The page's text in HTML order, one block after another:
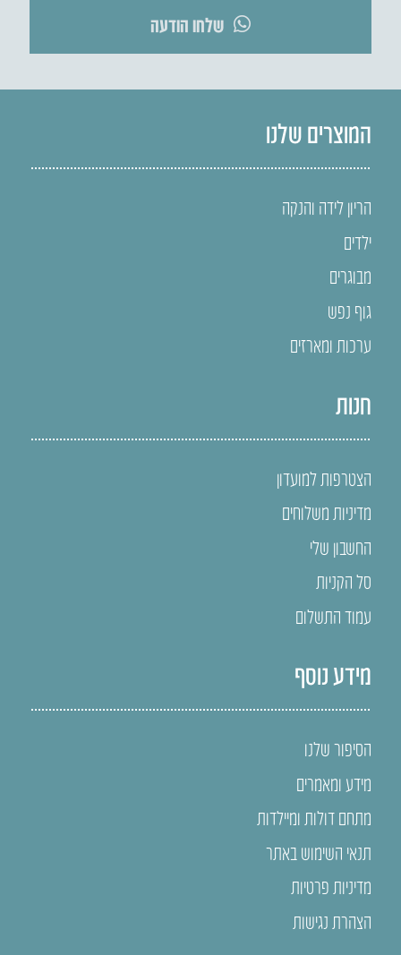
שלחו הודעה
המוצרים שלנו
הריון לידה והנקה
ילדים
מבוגרים
גוף נפש
ערכות ומארזים
חנות
הצטרפות למועדון
מדיניות משלוחים
החשבון שלי
סל הקניות
עמוד התשלום
מידע נוסף
הסיפור שלנו
מידע ומאמרים
מתחם דולות ומיילדות
תנאי השימוש באתר
מדיניות פרטיות
הצהרת נגישות